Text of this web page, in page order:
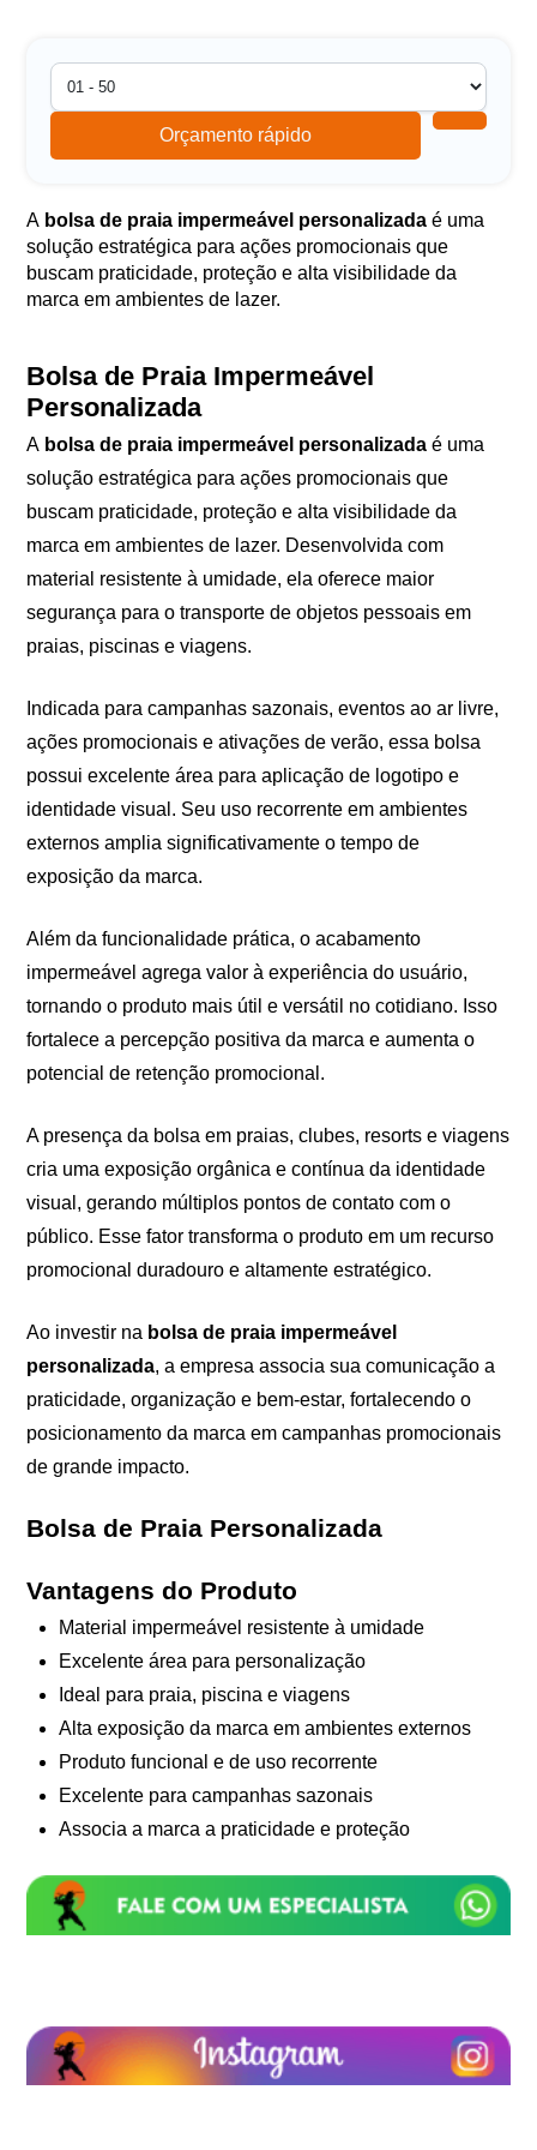
Orçamento rápido
A bolsa de praia impermeável personalizada é uma
solução estratégica para ações promocionais que
buscam praticidade, proteção e alta visibilidade da
marca em ambientes de lazer.
Bolsa de Praia Impermeável
Personalizada
A bolsa de praia impermeável personalizada é uma
solução estratégica para ações promocionais que
buscam praticidade, proteção e alta visibilidade da
marca em ambientes de lazer. Desenvolvida com
material resistente à umidade, ela oferece maior
segurança para o transporte de objetos pessoais em
praias, piscinas e viagens.
Indicada para campanhas sazonais, eventos ao ar livre,
ações promocionais e ativações de verão, essa bolsa
possui excelente área para aplicação de logotipo e
identidade visual. Seu uso recorrente em ambientes
externos amplia significativamente o tempo de
exposição da marca.
Além da funcionalidade prática, o acabamento
impermeável agrega valor à experiência do usuário,
tornando o produto mais útil e versátil no cotidiano. Isso
fortalece a percepção positiva da marca e aumenta o
potencial de retenção promocional.
A presença da bolsa em praias, clubes, resorts e viagens
cria uma exposição orgânica e contínua da identidade
visual, gerando múltiplos pontos de contato com o
público. Esse fator transforma o produto em um recurso
promocional duradouro e altamente estratégico.
Ao investir na bolsa de praia impermeável
personalizada, a empresa associa sua comunicação a
praticidade, organização e bem-estar, fortalecendo o
posicionamento da marca em campanhas promocionais
de grande impacto.
Bolsa de Praia Personalizada
Vantagens do Produto
Material impermeável resistente à umidade
Excelente área para personalização
Ideal para praia, piscina e viagens
Alta exposição da marca em ambientes externos
Produto funcional e de uso recorrente
Excelente para campanhas sazonais
Associa a marca a praticidade e proteção